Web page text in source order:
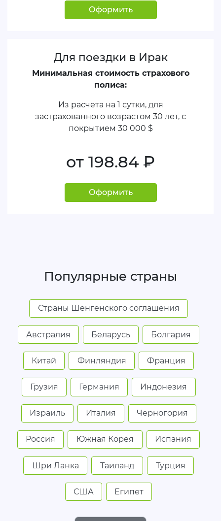
Оформить
Для поездки в Ирак
Минимальная стоимость страхового
полиса:
Из расчета на 1 сутки, для
застрахованного возрастом 30 лет, с
покрытием 30 000 $
от 198.84 руб.
Оформить
Популярные страны
Страны Шенгенского соглашения
Австралия Беларусь Болгария
Китай Финляндия Франция
Грузия Германия Индонезия
Израиль Италия Черногория
Россия Южная Корея Испания
Шри Ланка Таиланд Турция
США Египет